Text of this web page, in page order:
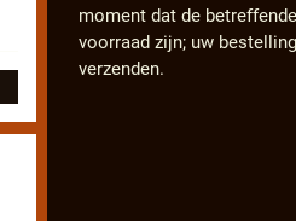
moment dat de
voorraad zijn; uw
verzenden.